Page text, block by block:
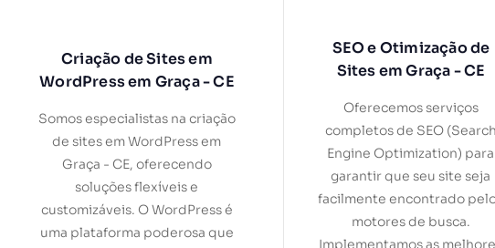
Criação de Sites em
WordPress em Graça - CE
Somos especialistas na criação
de sites em WordPress em
Graça - CE, oferecendo
soluções flexíveis e
customizáveis. O WordPress é
uma plataforma poderosa que
SEO e Otimização de
Sites em Graça - CE
Oferecemos serviços
completos de SEO (Search
Engine Optimization) para
garantir que seu site seja
facilmente encontrado
motores de busca.
Implementamos as